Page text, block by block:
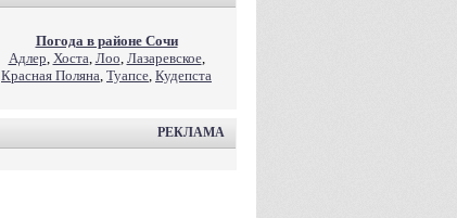
Погода в районе Сочи
Адлер, Хоста, Лоо, Лазаревское,
Красная Поляна, Туапсе, Кудепста
РЕКЛАМА